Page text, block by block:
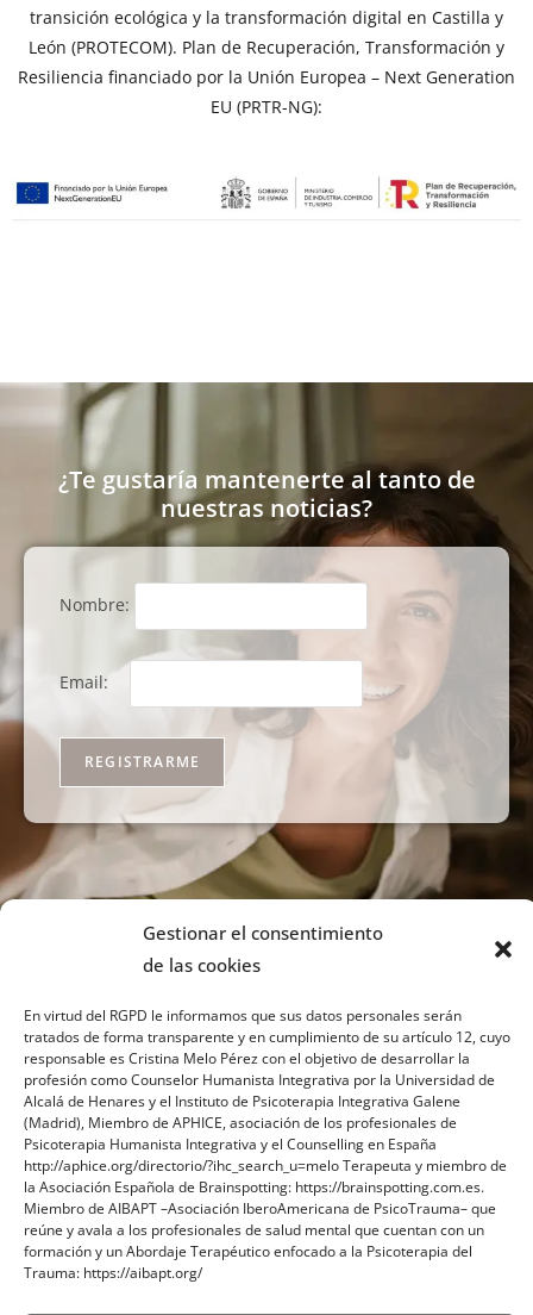
Gestionar el consentimiento
de las cookies
En virtud del RGPD le informamos que sus datos personales serán
tratados de forma transparente y en cumplimiento de su artículo 12, cuyo
responsable es Cristina Melo Pérez con el objetivo de desarrollar la
profesión como Counselor Humanista Integrativa por la Universidad de
Alcalá de Henares y el Instituto de Psicoterapia Integrativa Galene
(Madrid), Miembro de APHICE, asociación de los profesionales de
Psicoterapia Humanista Integrativa y el Counselling en España
http://aphice.org/directorio/?ihc_search_u=melo Terapeuta y miembro de
la Asociación Española de Brainspotting: https://brainspotting.com.es.
Miembro de AIBAPT –Asociación IberoAmericana de PsicoTrauma– que
reúne y avala a los profesionales de salud mental que cuentan con un
formación y un Abordaje Terapéutico enfocado a la Psicoterapia del
Trauma: https://aibapt.org/
transición ecológica y la transformación digital en Castilla y
León (PROTECOM). Plan de Recuperación, Transformación y
Resiliencia financiado por la Unión Europea – Next Generation
EU (PRTR-NG):
¿Te gustaría mantenerte al tanto de
nuestras noticias?
Nombre:
Email:
Sobre mi
Contacto
Blog